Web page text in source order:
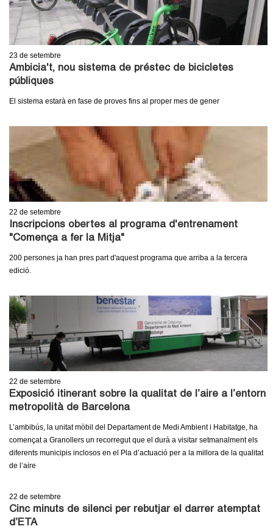
23 de setembre
Ambicia't, nou sistema de préstec de bicicletes
públiques
El sistema estarà en fase de proves fins al proper mes de gener
22 de setembre
Inscripcions obertes al programa d'entrenament
"Comença a fer la Mitja"
200 persones ja han pres part d'aquest programa que arriba a la tercera
edició.
22 de setembre
Exposició itinerant sobre la qualitat de l’aire a l’entorn
metropolità de Barcelona
L’ambibús, la unitat mòbil del Departament de Medi Ambient i Habitatge, ha
començat a Granollers un recorregut que el durà a visitar setmanalment els
diferents municipis inclosos en el Pla d’actuació per a la millora de la qualitat
de l’aire
22 de setembre
Cinc minuts de silenci per rebutjar el darrer atemptat
d’ETA